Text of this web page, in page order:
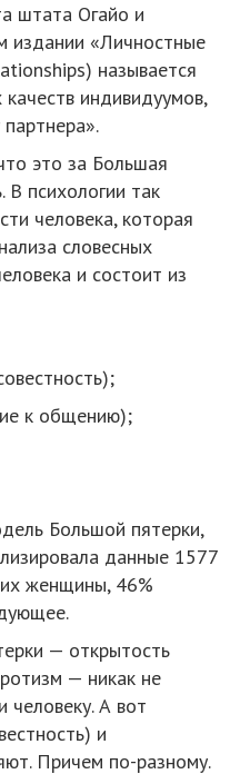
штата Огайо и
издании «Личностные
называется
индивидуумов,
это за Большая
В психологии так
человека, которая
словесных
и состоит из
к общению);
Большой пятерки,
данные 1577
женщины, 46%
— открытость
— никак не
человеку. А вот
и
Причем по-разному.